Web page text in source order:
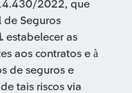
2022, que
de Seguros
i. estabelecer as
aos contratos e à
de seguros e
tais riscos via